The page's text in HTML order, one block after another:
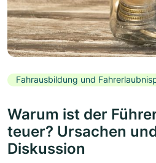
Fahrausbildung und
Warum ist der
teuer? Ursachen
Diskussion